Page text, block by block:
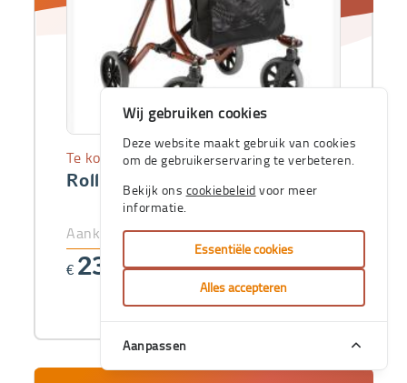
Rollator Dietz Taima M
Te koop
Aankoopprijs
€ 237 ,25
Wij gebruiken cookies
Deze website maakt gebruik van cookies
om de gebruikerservaring te verbeteren.
Bekijk ons cookiebeleid voor meer
informatie.
Essentiële cookies
Alles accepteren
Aanpassen